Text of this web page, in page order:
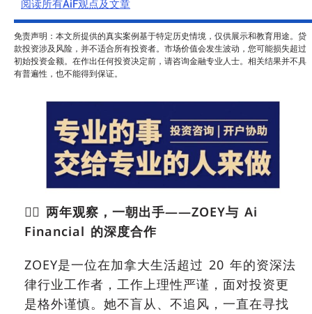
阅读所有AiF观点及文章
免责声明：本文所提供的真实案例基于特定历史情境，仅供展示和教育用途。贷
款投资涉及风险，并不适合所有投资者。市场价值会发生波动，您可能损失超过
初始投资金额。在作出任何投资决定前，请咨询金融专业人士。相关结果并不具
有普遍性，也不能得到保证。
👩‍⚖️ 两年观察，一朝出手——ZOEY与 Ai
Financial 的深度合作
ZOEY是一位在加拿大生活超过 20 年的资深法
律行业工作者，工作上理性严谨，面对投资更
是格外谨慎。她不盲从、不追风，一直在寻找